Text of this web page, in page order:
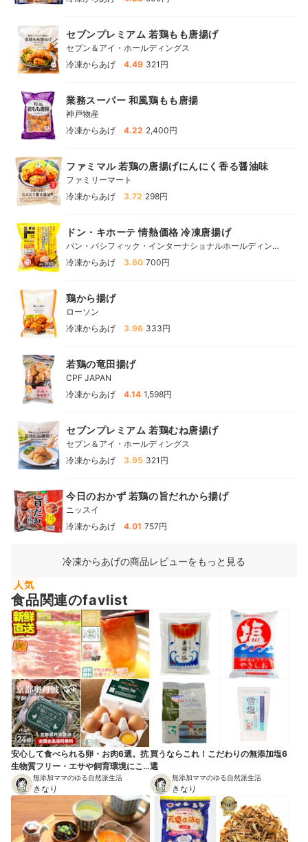
セブンプレミアム 若鶏もも唐揚げ
セブン＆アイ・ホールディングス
冷凍からあげ
4.49 321円
業務スーパー 和風鶏もも唐揚
神戸物産
冷凍からあげ
4.22 2,400円
ファミマル 若鶏の唐揚げにんにく香る醤油味
ファミリーマート
冷凍からあげ
3.72 298円
ドン・キホーテ 情熱価格 冷凍唐揚げ
パン・パシフィック・インターナショナルホールディング
冷凍からあげ 3.60 700円
鶏から揚げ
ローソン
冷凍からあげ
3.96 333円
若鶏の竜田揚げ
CPF JAPAN
冷凍からあげ
4.14 1,598円
セブンプレミアム 若鶏むね唐揚げ
セブン＆アイ・ホールディングス
冷凍からあげ
3.95 321円
今日のおかず 若鶏の旨だれから揚げ
ニッスイ
冷凍からあげ
4.01 757円
冷凍からあげの商品レビューをもっと見る
人気
食品関連のfavlist
安心して食べられる卵・お肉6選。抗
生物質フリー・エサや飼育環境にこ
だわりアニマルウェルフェアも。
無添加ママのゆる自然派生活
きなり
買うならこれ！こだわりの無添加塩6
選
無添加ママのゆる自然派生活
きなり